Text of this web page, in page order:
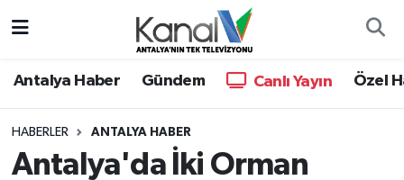
Antalya Haber Gündem Canlı Yayın Özel
HABERLER ANTALYA HABER
Antalya'da İki Orman
Antalya Haber
Dünya
Hava Durumu
Trafik Durumu